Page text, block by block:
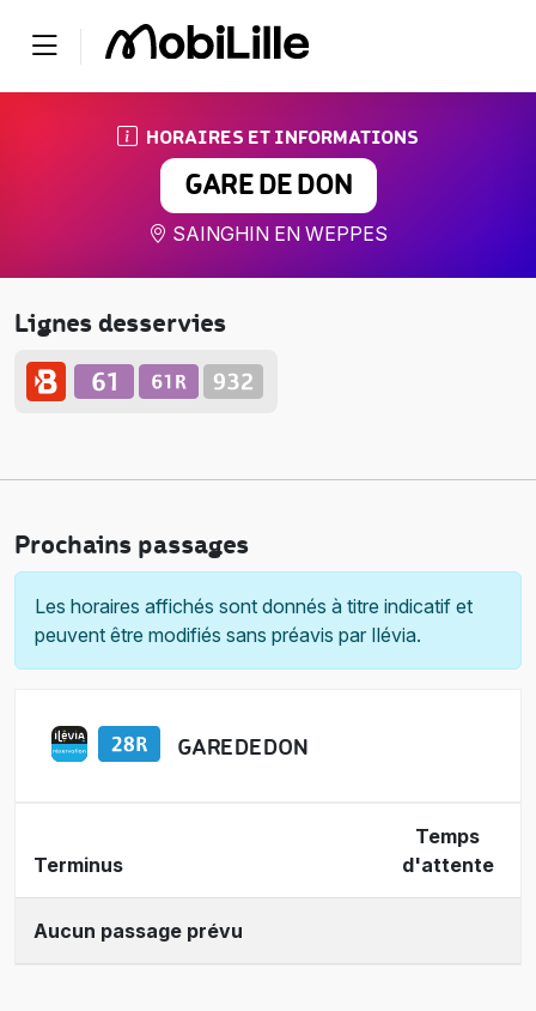
HORAIRES ET INFORMATIONS
GARE DE DON
SAINGHIN EN WEPPES
Lignes desservies
Prochains passages
Les horaires affichés sont donnés à titre indicatif et
peuvent être modifiés sans préavis par Ilévia.
GARE DE DON
Terminus
Temps
d'attente
Aucun passage prévu